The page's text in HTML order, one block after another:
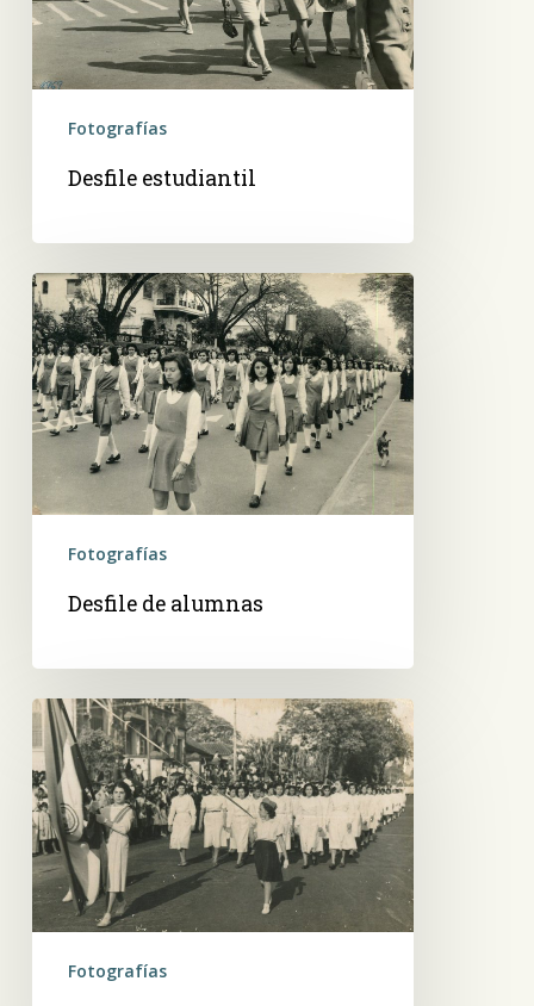
Fotografías
Desfile estudiantil
Desfile
de
alumnas
Fotografías
Desfile de alumnas
Desfile
estudiantil
Fotografías